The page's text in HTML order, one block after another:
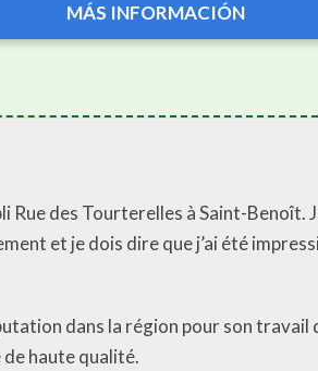
MÁS INFORMACIÓN
des Tourterelles à Saint-Benoît.
et je dois dire que j’ai été
dans la région pour son travail
haute qualité.